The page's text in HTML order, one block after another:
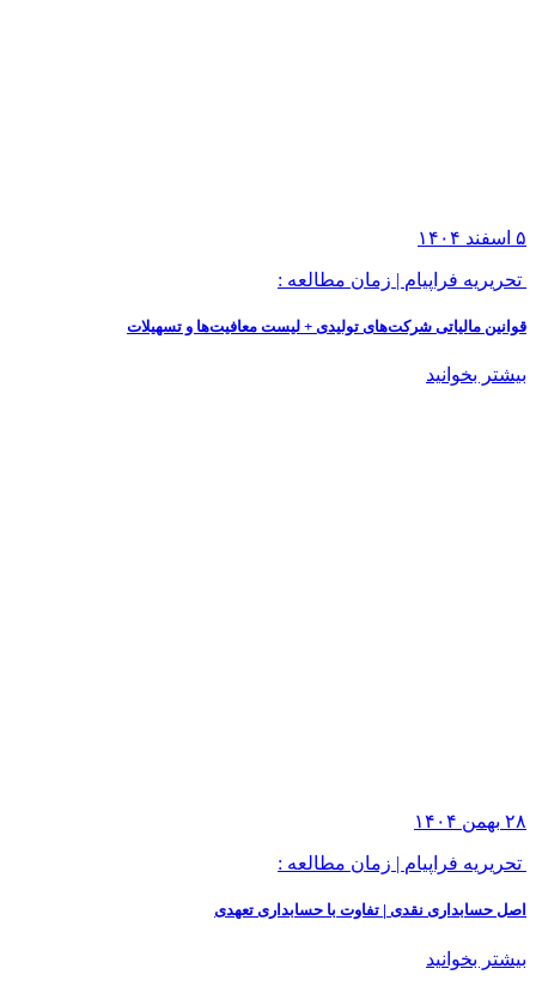
۵ اسفند ۱۴۰۴
تحریریه فراپیام | زمان مطالعه :
قوانین مالیاتی شرکت‌های تولیدی + لیست معافیت‌ها و تسهیلات
بیشتر بخوانید
۲۸ بهمن ۱۴۰۴
تحریریه فراپیام | زمان مطالعه :
اصل حسابداری نقدی | تفاوت با حسابداری تعهدی
بیشتر بخوانید